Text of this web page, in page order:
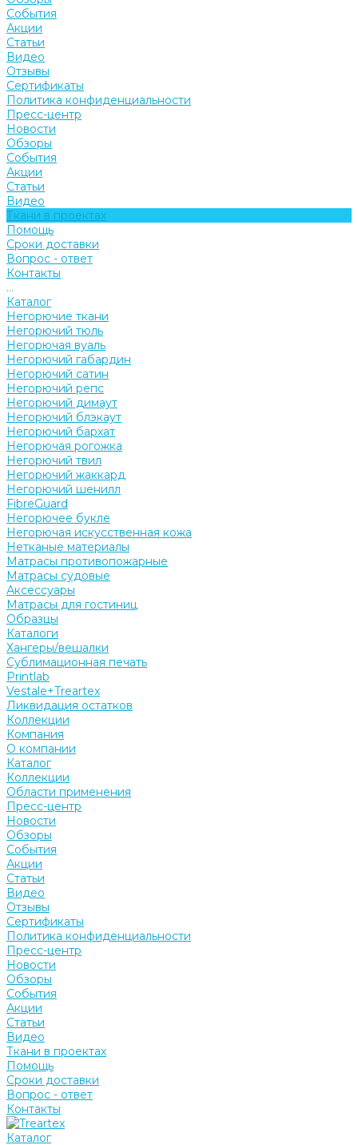
События
Акции
Статьи
Видео
Отзывы
Сертификаты
Политика конфиденциальности
Пресс-центр
Новости
Обзоры
События
Акции
Статьи
Видео
Ткани в проектах
Помощь
Сроки доставки
Вопрос - ответ
Контакты
...
Каталог
Негорючие ткани
Негорючий тюль
Негорючая вуаль
Негорючий габардин
Негорючий сатин
Негорючий репс
Негорючий димаут
Негорючий блэкаут
Негорючий бархат
Негорючая рогожка
Негорючий твил
Негорючий жаккард
Негорючий шенилл
FibreGuard
Негорючее букле
Негорючая искусственная кожа
Нетканые материалы
Матрасы противопожарные
Матрасы судовые
Аксессуары
Матрасы для гостиниц
Образцы
Каталоги
Хангеры/вешалки
Сублимационная печать
Printlab
Vestale+Treartex
Ликвидация остатков
Коллекции
Компания
О компании
Каталог
Коллекции
Области применения
Пресс-центр
Новости
Обзоры
События
Акции
Статьи
Видео
Отзывы
Сертификаты
Политика конфиденциальности
Пресс-центр
Новости
Обзоры
События
Акции
Статьи
Видео
Ткани в проектах
Помощь
Сроки доставки
Вопрос - ответ
Контакты
Каталог